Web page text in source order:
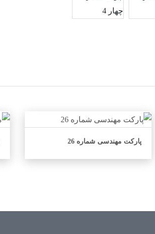
پارکت مهندسی شماره 26